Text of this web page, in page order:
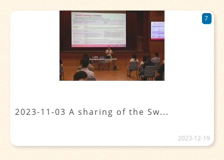
2023-11-03 A sharing of the Sw...
7
2023-12-19